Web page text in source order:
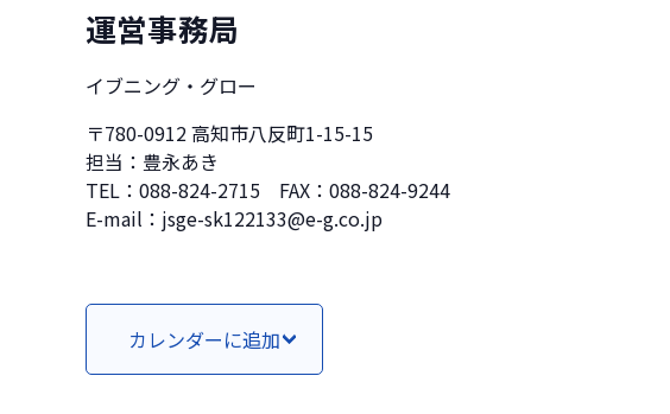
運営事務局
イブニング・グロー
〒780-0912 高知市八反町1-15-15
担当：豊永あき
TEL：088-824-2715 FAX：088-824-9244
E-mail：jsge-sk122133@e-g.co.jp
カレンダーに追加